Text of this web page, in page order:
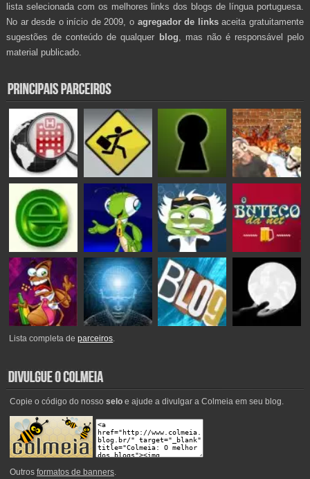
lista selecionada com os melhores links dos blogs de língua portuguesa.
No ar desde o início de 2009, o agregador de linksaceita gratuitamente
sugestões de conteúdo de qualquer blog , mas não é responsável pelo
material publicado.
Lista completa deparceiros.
Copie o código do nosso seloe ajude a divulgar a Colmeia em seu blog.
Outros formatos de banners.